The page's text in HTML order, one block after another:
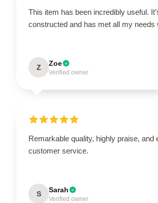
This item has been incredibly useful.
constructed and has met all my needs
Z Zoe
Verified owner
Remarkable quality, highly praise, and
customer service.
S Sarah
Verified owner